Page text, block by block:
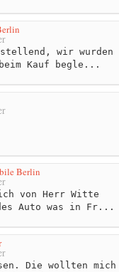
wir wurden
Kauf begle...
Berlin
von Herr Witte
Auto was in Fr...
Die wollten mich